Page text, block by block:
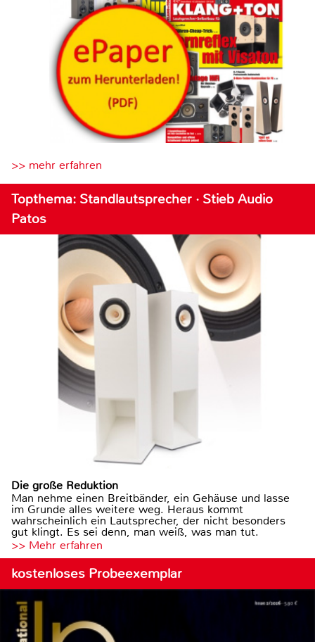
>> mehr erfahren
Topthema: Standlautsprecher · Stieb Audio
Patos
Die große Reduktion
Man nehme einen Breitbänder, ein Gehäuse und lasse
im Grunde alles weitere weg. Heraus kommt
wahrscheinlich ein Lautsprecher, der nicht besonders
gut klingt. Es sei denn, man weiß, was man tut.
>> Mehr erfahren
kostenloses Probeexemplar